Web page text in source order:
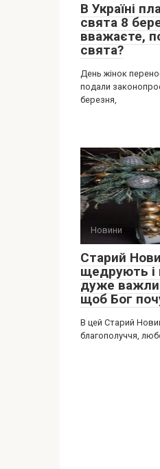
В Україні
свята 8
вважаєте,
свята?
День жінок
подали
березня,
Новини
Старий
щедрують і
дуже
щоб Бог
В цей Старий
благополуччя,